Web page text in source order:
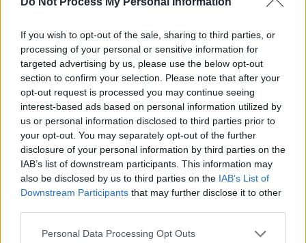
If you wish to opt-out of the sale, sharing to third parties, or
processing of your personal or sensitive information for
targeted advertising by us, please use the below opt-out
section to confirm your selection. Please note that after your
opt-out request is processed you may continue seeing
interest-based ads based on personal information utilized by
us or personal information disclosed to third parties prior to
your opt-out. You may separately opt-out of the further
disclosure of your personal information by third parties on the
IAB’s list of downstream participants. This information may
also be disclosed by us to third parties on the IAB’s List of
Downstream Participants that may further disclose it to other
Personal Data Processing Opt Outs
pe lună, a fost demis doar din vorbe
*Un criminolog analizează apelurile Alexandrei
la 112. „O fată de 15 ani, răpită, violată şi
bătută, e tratată cu o răceală dezarmantă”
*Șoc în direct, la A1: „De 10 ani, Poliţia din
Caracal racolează tinere şi le duce la Belina,
pentru orgiile sexuale ale lui Paul Stănescu şi
Liviu Dragnea. Tot Caracalul ştie…”!
*Fiica monstrului din Caracal, complice la
„plasat” fete italienilor? Mărturia unui partener